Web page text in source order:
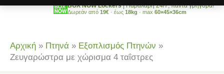
BOX NOW Lockers| Παραλαβή 24/7, πάντα γρήγορα!
Δωρεάν από 19€ · έως 18kg · max 60×45×36cm
Αρχική » Πτηνά » Εξοπλισμός Πτηνών »
Ζευγαρώστρα με χώρισμα 4 ταΐστρες